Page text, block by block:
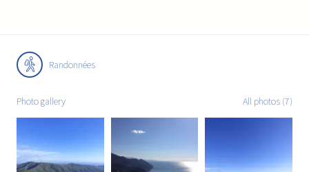
Randonnées
Photo gallery All photos (7)